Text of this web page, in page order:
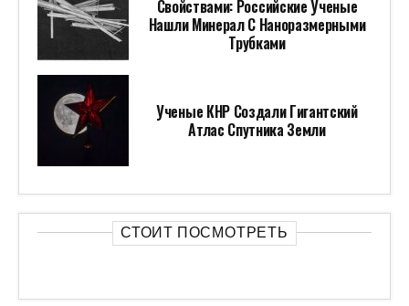
Свойствами: Российские Ученые
Нашли Минерал С Наноразмерными
Трубками
Ученые КНР Создали Гигантский
Атлас Спутника Земли
СТОИТ ПОСМОТРЕТЬ